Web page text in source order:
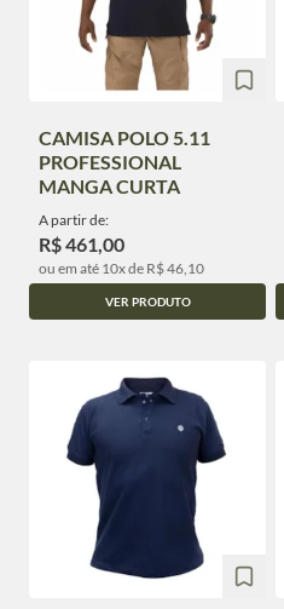
CAMISA POLO 5.11
PROFESSIONAL
MANGA CURTA
A partir de:
R$ 461,00
ou em até 10x de R$ 46,10
VER PRODUTO